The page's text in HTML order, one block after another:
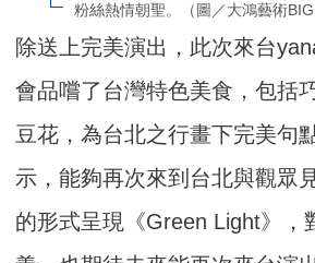
粉絲熱情朝聖。（圖／大鴻藝術BIG
除送上完美演出，此次來台
會品嚐了台灣特色美食，包括
豆花，為台北之行畫下完美句
示，能夠再次來到台北與觀眾
的形式呈現《Green Light》，